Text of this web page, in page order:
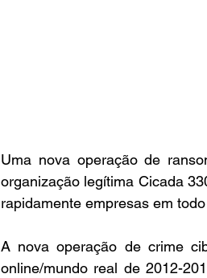
Uma nova operação de
organização legítima Cicada
rapidamente empresas em
A nova operação de crime
online/mundo real de 2012-